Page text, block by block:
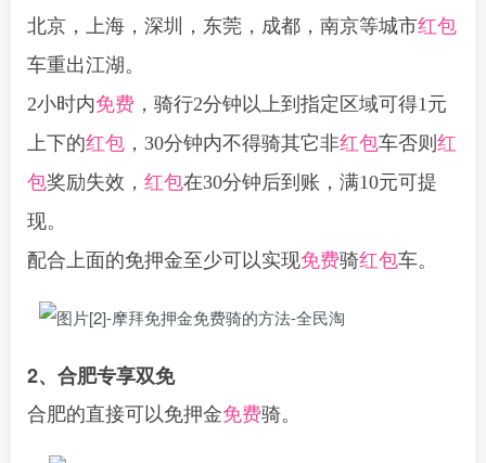
北京，上海，深圳，东莞，成都，南京等城市红包
车重出江湖。
2小时内免费 ，骑行2分钟以上到指定区域可得1元
上下的红包 ，30分钟内不得骑其它非红包车否则 红
包奖励失效， 红包在30分钟后到账，满10元可提
现。
配合上面的免押金至少可以实现免费骑红包车。
2、合肥专享双免
合肥的直接可以免押金免费骑。